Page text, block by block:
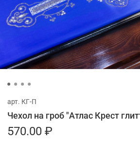
арт. КГ-П
Чехол на гроб "Атлас Крест
570.00 ₽